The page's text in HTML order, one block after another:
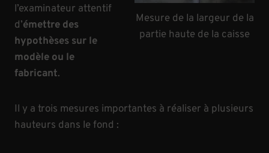
Mesure de la largeur de la
partie haute de la caisse
l’examinateur attentif
d’émettre des
hypothèses sur le
modèle ou le
fabricant.
Il y a trois mesures importantes à réaliser à plusieurs
hauteurs dans le fond :